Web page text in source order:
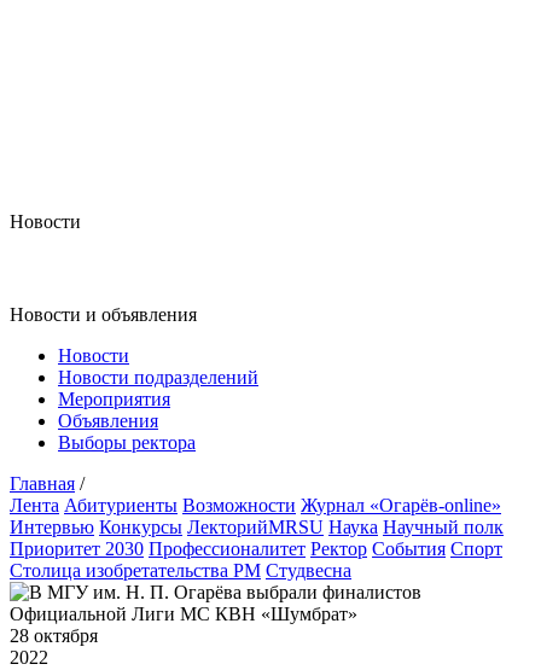
Новости
Новости и объявления
Новости
Новости подразделений
Мероприятия
Объявления
Выборы ректора
Главная /
Лента Абитуриенты Возможности Журнал «Огарёв-online»
Интервью Конкурсы ЛекторийMRSU Наука Научный полк
Приоритет 2030 Профессионалитет Ректор События Спорт
Столица изобретательства РМ Студвесна
28 октября
2022